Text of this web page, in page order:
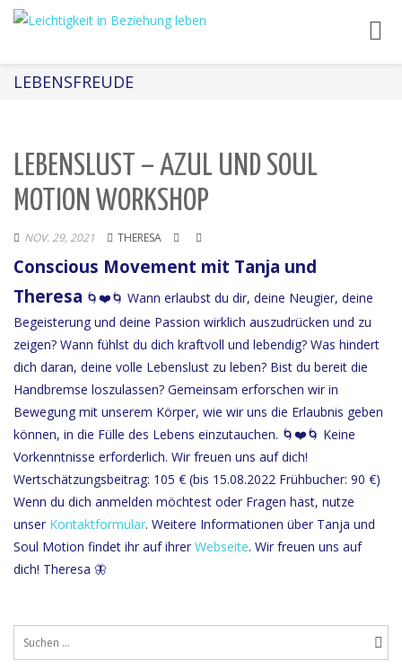
LEBENSFREUDE
LEBENSLUST – AZUL UND SOUL
MOTION WORKSHOP
NOV. 29, 2021 THERESA
Conscious Movement mit Tanja und
Theresa 🌀❤️🌀 Wann erlaubst du dir, deine Neugier, deine
Begeisterung und deine Passion wirklich auszudrücken und zu
zeigen? Wann fühlst du dich kraftvoll und lebendig? Was hindert
dich daran, deine volle Lebenslust zu leben? Bist du bereit die
Handbremse loszulassen? Gemeinsam erforschen wir in
Bewegung mit unserem Körper, wie wir uns die Erlaubnis geben
können, in die Fülle des Lebens einzutauchen. 🌀❤️🌀 Keine
Vorkenntnisse erforderlich. Wir freuen uns auf dich!
Wertschätzungsbeitrag: 105 € (bis 15.08.2022 Frühbucher: 90 €)
Wenn du dich anmelden möchtest oder Fragen hast, nutze
unser Kontaktformular. Weitere Informationen über Tanja und
Soul Motion findet ihr auf ihrer Webseite. Wir freuen uns auf
dich! Theresa 🦋
Suchen